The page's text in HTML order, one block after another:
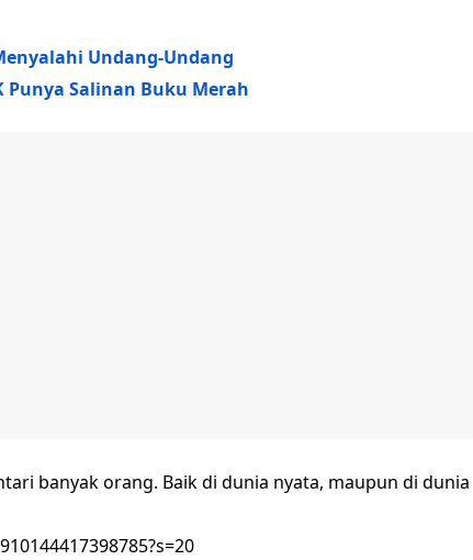
Undang-Undang
Punya Salinan Buku Merah
banyak orang. Baik di dunia nyata, maupun di dunia